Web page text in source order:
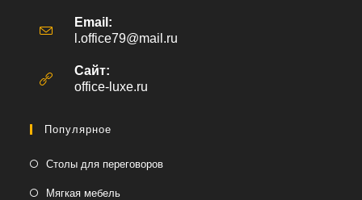
Email:
l.office79@mail.ru
Сайт:
office-luxe.ru
Популярное
Столы для переговоров
Мягкая мебель